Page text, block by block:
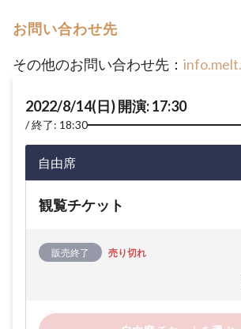
お問い合わせ先
その他のお問い合わせ先：
2022/8/14(日) 開演: 17:30
終了: 18:30
自由席
観覧チケット
販売終了 売り切れ